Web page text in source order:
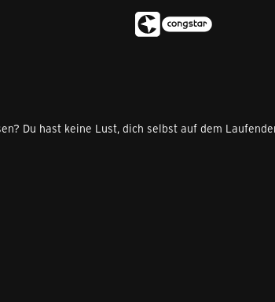
Du hast keine Lust, dich selbst auf dem